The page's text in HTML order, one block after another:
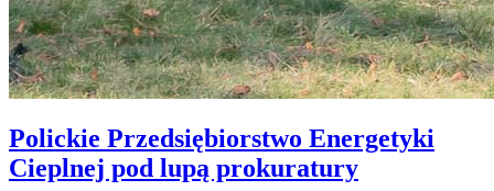
Polickie Przedsiębiorstwo Energetyki
Cieplnej pod lupą prokuratury